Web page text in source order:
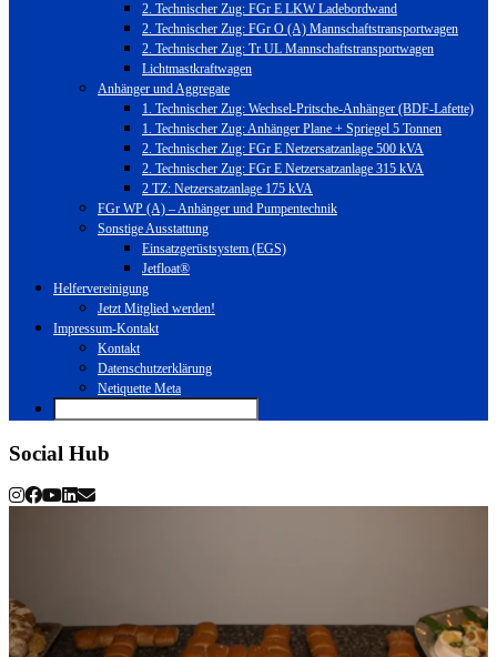
2. Technischer Zug: FGr E LKW Ladebordwand
2. Technischer Zug: FGr O (A) Mannschaftstransportwagen
2. Technischer Zug: Tr UL Mannschaftstransportwagen
Lichtmastkraftwagen
Anhänger und Aggregate
1. Technischer Zug: Wechsel-Pritsche-Anhänger (BDF-Lafette)
1. Technischer Zug: Anhänger Plane + Spriegel 5 Tonnen
2. Technischer Zug: FGr E Netzersatzanlage 500 kVA
2. Technischer Zug: FGr E Netzersatzanlage 315 kVA
2 TZ: Netzersatzanlage 175 kVA
FGr WP (A) – Anhänger und Pumpentechnik
Sonstige Ausstattung
Einsatzgerüstsystem (EGS)
Jetfloat®
Helfervereinigung
Jetzt Mitglied werden!
Impressum-Kontakt
Kontakt
Datenschutzerklärung
Netiquette Meta
Social Hub